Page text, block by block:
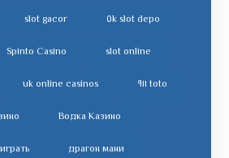
slot depo ٥k slot gacor
slot online
Spinto Casino
toto ٩١١ uk online casinos
Водка Казино
драгон мани